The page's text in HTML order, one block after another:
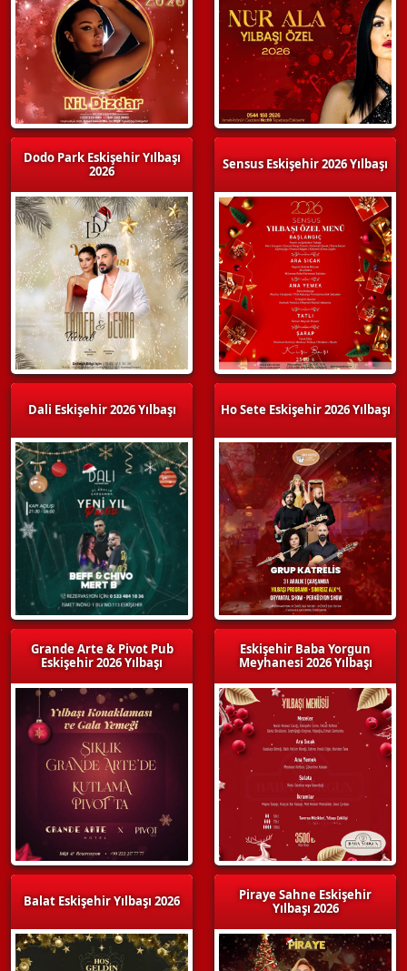
Dodo Park Eskişehir Yılbaşı
2026
Dali Eskişehir 2026 Yılbaşı
Grande Arte & Pivot Pub
Eskişehir 2026 Yılbaşı
Balat Eskişehir Yılbaşı 2026
Sensus Eskişehir 2026 Yılbaşı
Ho Sete Eskişehir 2026 Yılbaşı
Eskişehir Baba Yorgun
Meyhanesi 2026 Yılbaşı
Piraye Sahne Eskişehir
Yılbaşı 2026